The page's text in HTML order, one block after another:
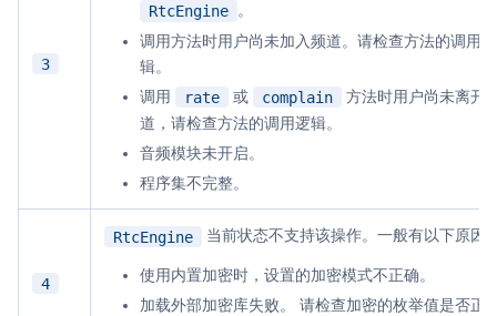
输入在线媒体流
云端转码
RTC 服务端 SDK
与 RTC 客户端 SDK 互通，实现收发流
全周期通话质量检测、回溯和分析方案
3
RtcEngine
。
调用方法时用户尚未加入频道。请检查方法的调用逻
辑。
调用
rate 或 complain
方法时用户尚未离开
道，请检查方法的调用逻辑。
音频模块未开启。
程序集不完整。
4
RtcEngine 当前状态不支持该操作。一般有以下原因
使用内置加密时，设置的加密模式不正确。
加载外部加密库失败。 请检查加密的枚举值是否正